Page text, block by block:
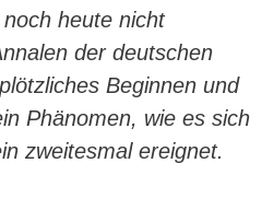
heute nicht
der deutschen
Beginnen und
Phänomen, wie es sich
zweitesmal ereignet.